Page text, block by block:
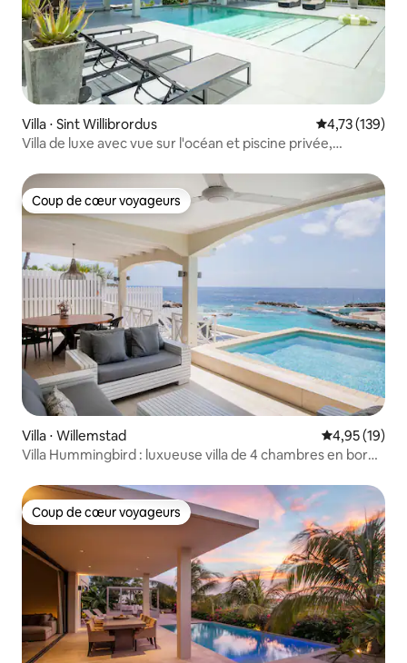
Villa ⋅ Sint Willibrordus Évaluation
4,73 (139)
Villa de luxe avec vue sur l'océan et piscine privée,
Coup de cœur voyageurs
Coup de cœur voyageurs
Villa ⋅ Willemstad Évaluation
4,95 (19)
Villa Hummingbird : luxueuse villa de 4 chambres en bord
Coup de cœur voyageurs
Coup de cœur voyageurs